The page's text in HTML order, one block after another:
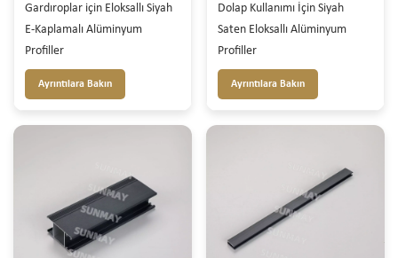
Gardıroplar için Eloksallı Siyah
E-Kaplamalı Alüminyum
Profiller
Ayrıntılara Bakın
Dolap Kullanımı İçin Siyah
Saten Eloksallı Alüminyum
Profiller
Ayrıntılara Bakın